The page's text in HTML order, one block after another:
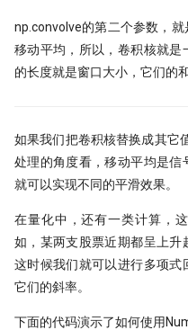
np.convolve的第二个参数，
移动平均，所以，卷积核就是
的长度就是窗口大小，它们的和
如果我们把卷积核替换成其它
处理的角度看，移动平均是信
就可以实现不同的平滑效果。
在量化中，还有一类计算，
如，某两支股票近期都呈上升
这时候我们就可以进行多项
它们的斜率。
下面的代码演示了如何使用